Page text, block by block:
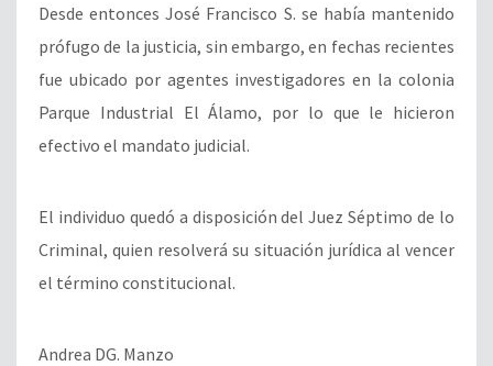
Desde entonces José Francisco S. se había mantenido
prófugo de la justicia, sin embargo, en fechas recientes
fue ubicado por agentes investigadores en la colonia
Parque Industrial El Álamo, por lo que le hicieron
efectivo el mandato judicial.
El individuo quedó a disposición del Juez Séptimo de lo
Criminal, quien resolverá su situación jurídica al vencer
el término constitucional.
Andrea DG. Manzo